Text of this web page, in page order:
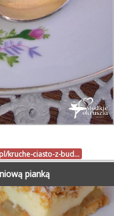
kruche-ciasto-z-bud…
pianką